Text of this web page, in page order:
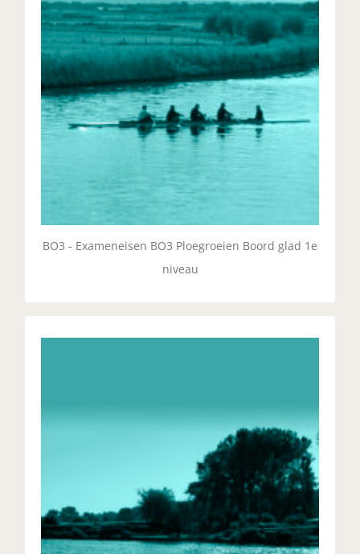
BO3 - Exameneisen BO3 Ploegroeien Boord glad 1e
niveau
hoogste niveau glad, in een 4+ of 8+.
UITLEG